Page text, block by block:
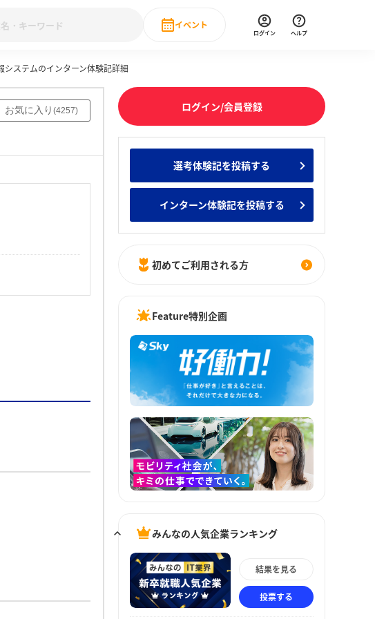
みんなの新卒就職人気企業ランキング みんなのインターン人気企業ランキ
28卒 IT・DX現場社員インタビュー
イベント
直近のイベント一覧
ログイン ヘルプ
システムのインターン体験記詳細
お気に入り (4257)
ログイン/会員登録
選考体験記を投稿する
インターン体験記を投稿する
初めてご利用される方
Feature特別企画
みんなの人気企業ランキング
結果を見る
投票する